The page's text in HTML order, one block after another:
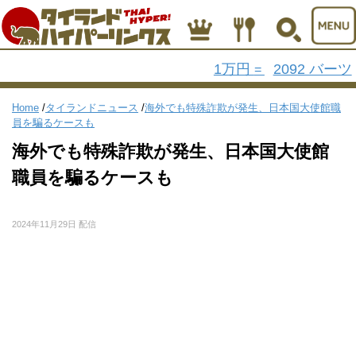
1万円 = 2092 バーツ
Home /タイランドニュース /海外でも特殊詐欺が発生、日本国大使館職
員を騙るケースも
海外でも特殊詐欺が発生、日本国大使館
職員を騙るケースも
2024年11月29日 配信